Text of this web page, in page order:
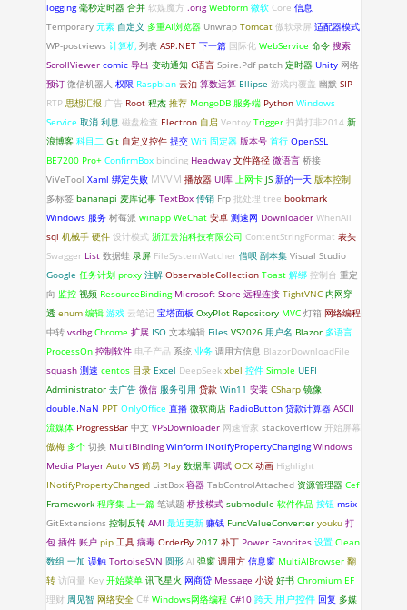
logging 毫秒定时器 合并 软媒魔方 .orig Webform 微软 Core 信息
Temporary 元素 自定义 多重AI浏览器 Unwrap Tomcat 傲软录屏 适配器模式
WP-postviews 计算机 列表 ASP.NET 下一篇 国际化 WebService 命令 搜索
ScrollViewer comic 导出 变动通知 C语言 Spire.Pdf patch 定时器 Unity 网络
预订 微信机器人 权限 Raspbian 云泊 算数运算 Ellipse 游戏内覆盖 幽默 SIP
RTP 思想汇报 广告 Root 程杰 推荐 MongoDB 服务端 Python Windows
Service 取消 利息 磁盘检查 Electron 自启 Ventoy Trigger 扫黄打非2014 新
浪博客 科目二 Git 自定义控件 提交 Wifi 固定器 版本号 首行 OpenSSL
BE7200 Pro+ ConfirmBox binding Headway 文件路径 微语言 桥接
ViVeTool Xaml 绑定失败 MVVM 播放器 UI库 上网卡 JS 新的一天 版本控制
多标签 bananapi 麦库记事 TextBox 传销 Frp 批处理 tree bookmark
Windows 服务 树莓派 winapp WeChat 安卓 测速网 Downloader WhenAll
sql 机械手 硬件 设计模式 浙江云泊科技有限公司 ContentStringFormat 表头
Swagger List 数据蛙 录屏 FileSystemWatcher 借呗 副本集 Visual Studio
Google 任务计划 proxy 注解 ObservableCollection Toast 解绑 控制台 重定
向 监控 视频 ResourceBinding Microsoft Store 远程连接 TightVNC 内网穿
透 enum 编辑 游戏 云笔记 宝塔面板 OxyPlot Repository MVC 灯箱 网络编程
中转 vsdbg Chrome 扩展 ISO 文本编辑 Files VS2026 用户名 Blazor 多语言
ProcessOn 控制软件 电子产品 系统 业务 调用方信息 BlazorDownloadFile
squash 测速 centos 目录 Excel DeepSeek xbel 控件 Simple UEFI
Administrator 去广告 微信 服务引用 贷款 Win11 安装 CSharp 镜像
double.NaN PPT OnlyOffice 直播 微软商店 RadioButton 贷款计算器 ASCII
流媒体 ProgressBar 中文 VPSDownloader 网速管家 stackoverflow 开始屏幕
傲梅 多个 切换 MultiBinding Winform INotifyPropertyChanging Windows
Media Player Auto VS 简易 Play 数据库 调试 OCX 动画 Highlight
INotifyPropertyChanged ListBox 容器 TabControlAttached 资源管理器 Cef
Framework 程序集 上一篇 笔试题 桥接模式 submodule 软件作品 按钮 msix
GitExtensions 控制反转 AMI 最近更新 赚钱 FuncValueConverter youku 打
包 插件 账户 pip 工具 病毒 OrderBy 2017 补丁 Power Favorites 设置 Clean
数组 一加 误触 TortoiseSVN 圆形 AI 弹窗 调用方 信息窗 MultiAIBrowser 翻
转 访问量 Key 开始菜单 讯飞星火 网商贷 Message 小说 好书 Chromium EF
理财 周见智 网络安全 C# Windows网络编程 C#10 跨天 用户控件 回复 多媒